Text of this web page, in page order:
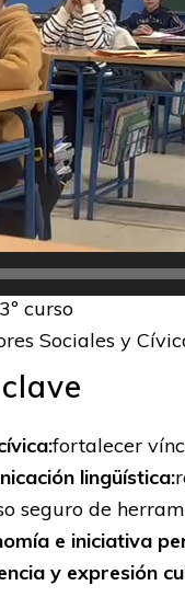
curso
Sociales y
fortalecer
lingüística:
seguro de
e iniciativa
y expresión